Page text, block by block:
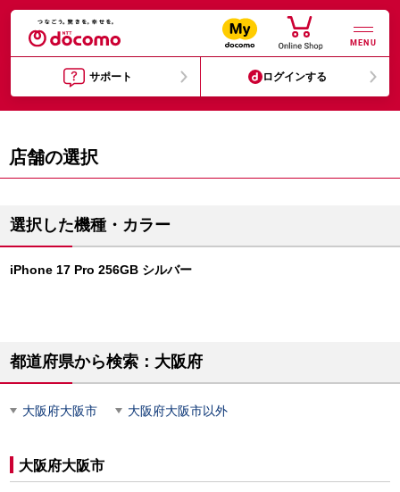
MENU
サポート ログインする
店舗の選択
選択した機種・カラー
iPhone 17 Pro 256GB シルバー
都道府県から検索：大阪府
大阪府大阪市 大阪府大阪市以外
大阪府大阪市